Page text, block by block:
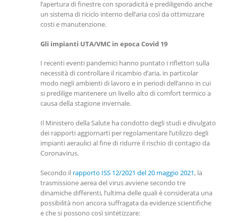
l’apertura di finestre con sporadicità e prediligendo anche
un sistema di riciclo interno dell’aria così da ottimizzare
costi e manutenzione.
Gli impianti UTA/VMC in epoca Covid 19
I recenti eventi pandemici hanno puntato i riflettori sulla
necessità di controllare il ricambio d’aria, in particolar
modo negli ambienti di lavoro e in periodi dell’anno in cui
si predilige mantenere un livello alto di comfort termico a
causa della stagione invernale.
Il Ministero della Salute ha condotto degli studi e divulgato
dei rapporti aggiornarti per regolamentare l’utilizzo degli
impianti aeraulici al fine di ridurre il rischio di contagio da
Coronavirus.
Secondo il rapporto ISS 12/2021 del 20 maggio 2021, la
trasmissione aerea del virus avviene secondo tre
dinamiche differenti, l’ultima delle quali è considerata una
possibilità non ancora suffragata da evidenze scientifiche
e che si possono così sintetizzare: